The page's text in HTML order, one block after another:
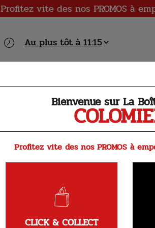
Profitez vite des nos PROMOS à
Nos Sandwichs Nos Grignotages Nos
Bienvenue sur La
Profitez vite des nos PROMOS à
CLICK & COLLECT